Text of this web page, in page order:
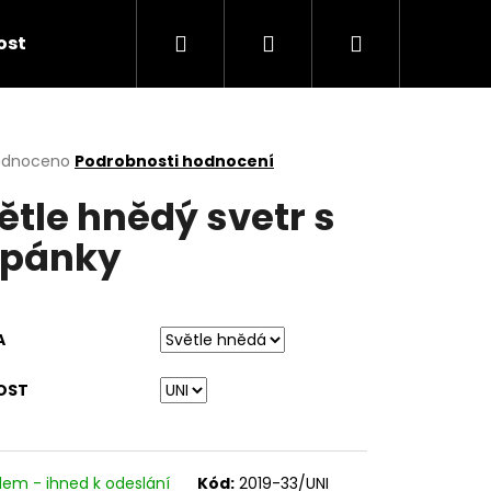
Hledat PřihlášeníNákupní
Podrobnosti hodnocení
hnědý svetr s
- ihned k odeslání Kód: 2019-33/UNI